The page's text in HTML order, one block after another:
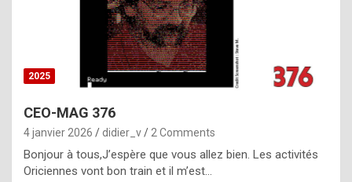
t
o
r
p
e
c
2025
CEO-MAG 376
4 janvier 2026 didier_v 2 Comments
Bonjour à tous,J’espère que vous allez bien. Les activités
Oriciennes vont bon train et il m’est…